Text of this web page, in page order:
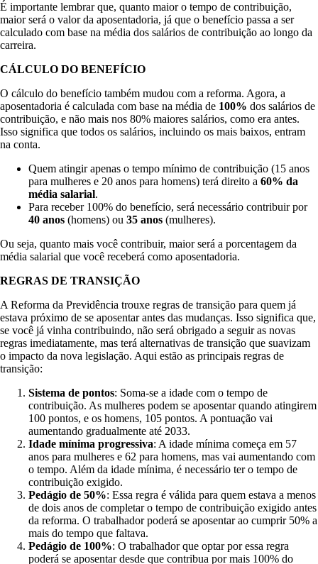
É importante lembrar que, quanto maior o tempo de contribuição,
maior será o valor da aposentadoria, já que o benefício passa a ser
calculado com base na média dos salários de contribuição ao longo da
carreira.
CÁLCULO DO BENEFÍCIO
O cálculo do benefício também mudou com a reforma. Agora, a
aposentadoria é calculada com base na média de 100% dos salários de
contribuição, e não mais nos 80% maiores salários, como era antes.
Isso significa que todos os salários, incluindo os mais baixos, entram
na conta.
Quem atingir apenas o tempo mínimo de contribuição (15 anos
para mulheres e 20 anos para homens) terá direito a 60% da
média salarial.
Para receber 100% do benefício, será necessário contribuir por
40 anos (homens) ou 35 anos (mulheres).
Ou seja, quanto mais você contribuir, maior será a porcentagem da
média salarial que você receberá como aposentadoria.
REGRAS DE TRANSIÇÃO
A Reforma da Previdência trouxe regras de transição para quem já
estava próximo de se aposentar antes das mudanças. Isso significa que,
se você já vinha contribuindo, não será obrigado a seguir as novas
regras imediatamente, mas terá alternativas de transição que suavizam
o impacto da nova legislação. Aqui estão as principais regras de
transição:
Sistema de pontos: Soma-se a idade com o tempo de
contribuição. As mulheres podem se aposentar quando atingirem
100 pontos, e os homens, 105 pontos. A pontuação vai
aumentando gradualmente até 2033.
Idade mínima progressiva: A idade mínima começa em 57
anos para mulheres e 62 para homens, mas vai aumentando com
o tempo. Além da idade mínima, é necessário ter o tempo de
contribuição exigido.
Pedágio de 50%: Essa regra é válida para quem estava a menos
de dois anos de completar o tempo de contribuição exigido antes
da reforma. O trabalhador poderá se aposentar ao cumprir 50% a
mais do tempo que faltava.
Pedágio de 100%: O trabalhador que optar por essa regra
poderá se aposentar desde que contribua por mais 100% do